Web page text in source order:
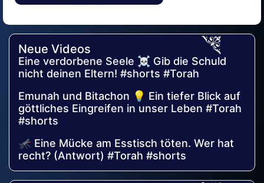
Alternative:
Neue Videos
Eine verdorbene Seele ☠️ Gib die Schuld
nicht deinen Eltern! #shorts #Torah
Emunah und Bitachon 💡 Ein tiefer Blick auf
göttliches Eingreifen in unser Leben #Torah
#shorts
🦟 Eine Mücke am Esstisch töten. Wer hat
recht? (Antwort) #Torah #shorts